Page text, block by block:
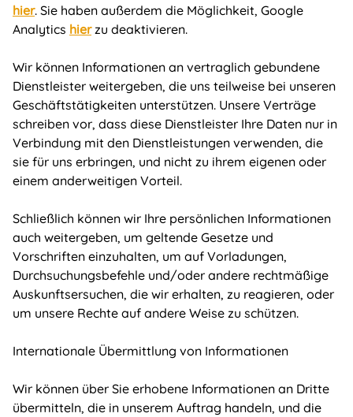
hier. Sie haben außerdem die Möglichkeit, Google
Analytics hierzu deaktivieren.
Wir können Informationen an vertraglich gebundene
Dienstleister weitergeben, die uns teilweise bei unseren
Geschäftstätigkeiten unterstützen. Unsere Verträge
schreiben vor, dass diese Dienstleister Ihre Daten nur in
Verbindung mit den Dienstleistungen verwenden, die
sie für uns erbringen, und nicht zu ihrem eigenen oder
einem anderweitigen Vorteil.
Schließlich können wir Ihre persönlichen Informationen
auch weitergeben, um geltende Gesetze und
Vorschriften einzuhalten, um auf Vorladungen,
Durchsuchungsbefehle und/oder andere rechtmäßige
Auskunftsersuchen, die wir erhalten, zu reagieren, oder
um unsere Rechte auf andere Weise zu schützen.
Internationale Übermittlung von Informationen
Wir können über Sie erhobene Informationen an Dritte
übermitteln, die in unserem Auftrag handeln, und die